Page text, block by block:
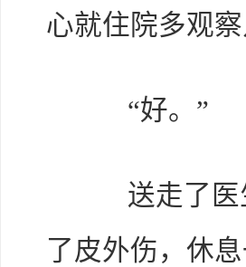
心就住院多观
“好。”
送走了医生
了皮外伤，休